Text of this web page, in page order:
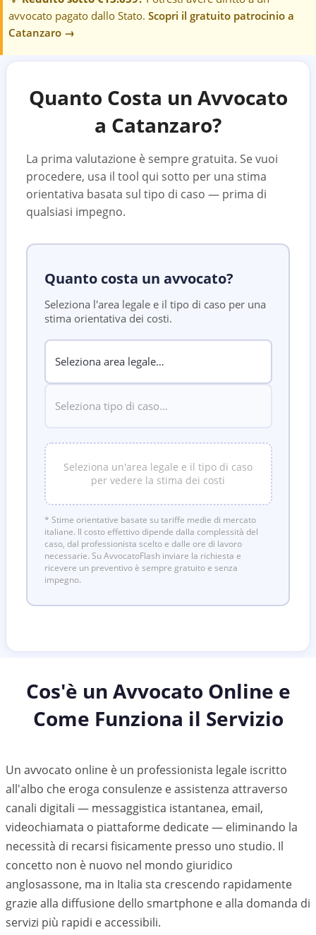
avvocato pagato dallo Stato. Scopri il gratuito patrocinio a
Catanzaro →
Quanto Costa un Avvocato
a Catanzaro?
La prima valutazione è sempre gratuita. Se vuoi
procedere, usa il tool qui sotto per una stima
orientativa basata sul tipo di caso — prima di
qualsiasi impegno.
Quanto costa un avvocato?
Seleziona l'area legale e il tipo di caso per una
stima orientativa dei costi.
Seleziona un'area legale e il tipo di caso
per vedere la stima dei costi
* Stime orientative basate su tariffe medie di mercato
italiane. Il costo effettivo dipende dalla complessità del
caso, dal professionista scelto e dalle ore di lavoro
necessarie. Su AvvocatoFlash inviare la richiesta e
ricevere un preventivo è sempre gratuito e senza
impegno.
Cos'è un Avvocato Online e
Come Funziona il Servizio
Un avvocato online è un professionista legale iscritto
all'albo che eroga consulenze e assistenza attraverso
canali digitali — messaggistica istantanea, email,
videochiamata o piattaforme dedicate — eliminando la
necessità di recarsi fisicamente presso uno studio. Il
concetto non è nuovo nel mondo giuridico
anglosassone, ma in Italia sta crescendo rapidamente
grazie alla diffusione dello smartphone e alla domanda di
servizi più rapidi e accessibili.